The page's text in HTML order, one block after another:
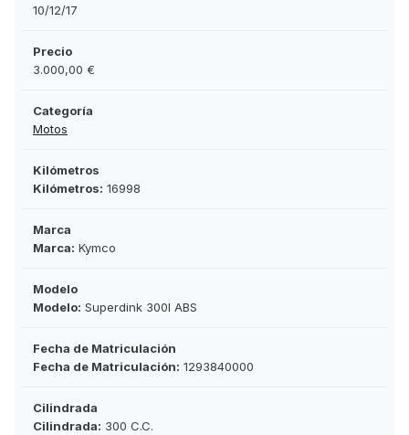
10/12/17
Precio
3.000,00 €
Categoría
Motos
Kilómetros
Kilómetros: 16998
Marca
Marca: Kymco
Modelo
Modelo: Superdink 300I ABS
Fecha de Matriculación
Fecha de Matriculación: 1293840000
Cilindrada
Cilindrada: 300 C.C.